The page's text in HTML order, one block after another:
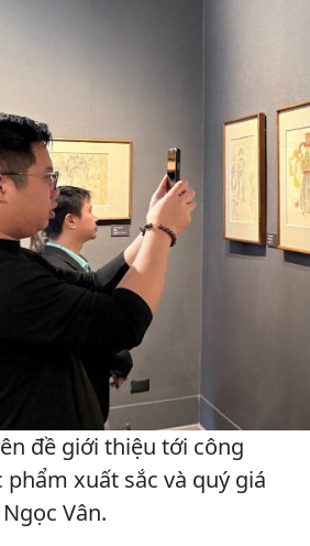
đề giới thiệu tới công
xuất sắc và quý giá
Vân.